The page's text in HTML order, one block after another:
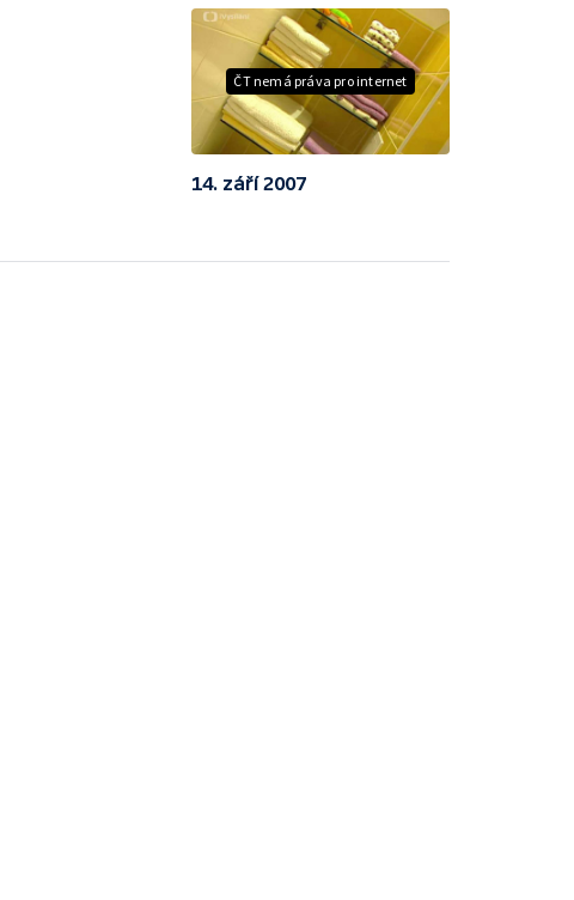
ČT nemá práva pro internet
14. září 2007